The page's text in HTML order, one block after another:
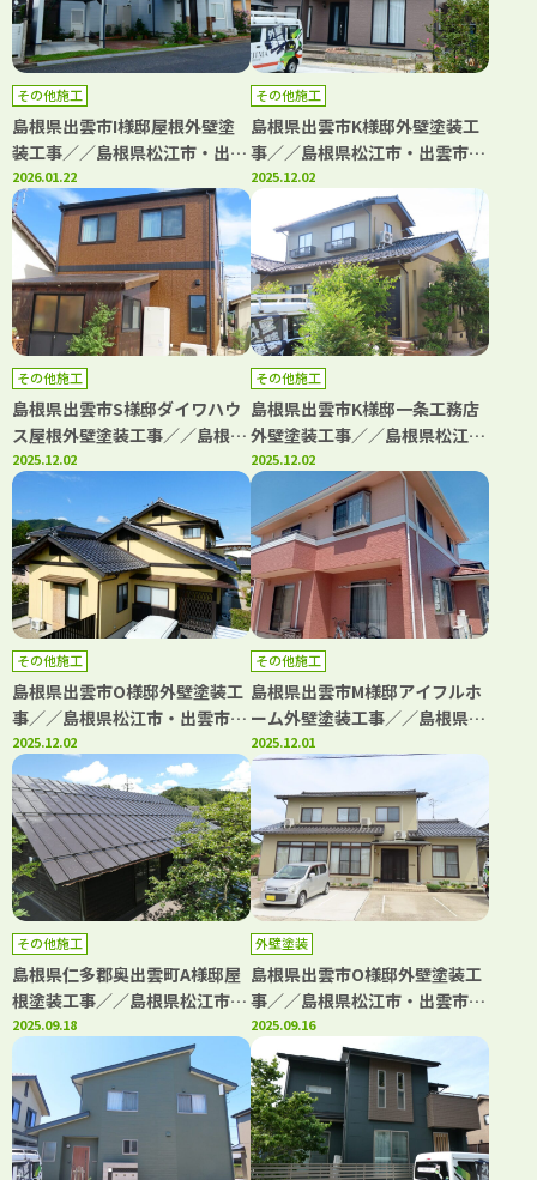
その他施工
島根県出雲市I様邸屋根外壁塗
装工事／／島根県松江市・出雲
市・大田市・雲南市・鳥取県米
子市・境港市の「きじま塗装」
2026.01.22
その他施工
島根県出雲市K様邸外壁塗装工
事／／島根県松江市・出雲市・
大田市・雲南市・鳥取県米子
市・境港市の「きじま塗装」
2025.12.02
その他施工
島根県出雲市S様邸ダイワハウ
ス屋根外壁塗装工事／／島根県
松江市・出雲市・大田市・雲南
市・鳥取県米子市・境港市の
「きじま塗装」
2025.12.02
その他施工
島根県出雲市K様邸一条工務店
外壁塗装工事／／島根県松江
市・出雲市・大田市・雲南市・
鳥取県米子市・境港市の「きじ
ま塗装」
2025.12.02
その他施工
島根県出雲市O様邸外壁塗装工
事／／島根県松江市・出雲市・
大田市・雲南市・鳥取県米子
市・境港市の「きじま塗装」
2025.12.02
その他施工
島根県出雲市M様邸アイフルホ
ーム外壁塗装工事／／島根県松
江市・出雲市・大田市・雲南
市・鳥取県米子市・境港市の
「きじま塗装」
2025.12.01
その他施工
島根県仁多郡奥出雲町A様邸屋
根塗装工事／／島根県松江市・
安来市・出雲市・大田市・雲南
市 鳥取県米子市・境港市の
「きじま塗装」
2025.09.18
外壁塗装
島根県出雲市O様邸外壁塗装工
事／／島根県松江市・出雲市・
大田市・雲南市・鳥取県米子
市・境港市の「きじま塗装」
2025.09.16